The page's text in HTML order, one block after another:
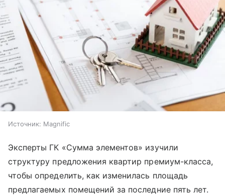
Источник: Magnific
Эксперты ГК «Сумма элементов» изучили
структуру предложения квартир премиум-класса,
чтобы определить, как изменилась площадь
предлагаемых помещений за последние пять лет.